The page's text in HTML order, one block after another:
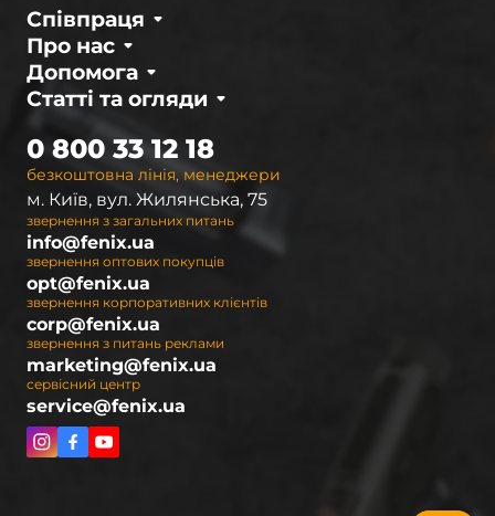
Про нас
Співпраця
Статті та огляди
Допомога
безкоштовна лінія, менеджери
0 800 33 12 18
м. Київ, вул. Жилянська, 75
звернення з загальних питань
info@fenix.ua
звернення оптових покупців
opt@fenix.ua
звернення корпоративних клієнтів
corp@fenix.ua
звернення з питань реклами
marketing@fenix.ua
сервісний центр
service@fenix.ua